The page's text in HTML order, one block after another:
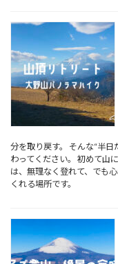
分を取り戻す。 そんな“半
わってください。 初めて山
は、無理なく登れて、でも
くれる場所です。